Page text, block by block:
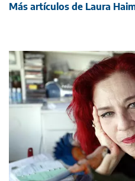
Más artículos de Laura